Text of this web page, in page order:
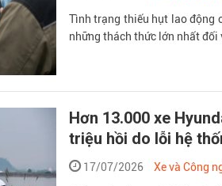
Tình trạng thiếu hụt lao động
những thách thức lớn nhất đối
Hơn 13.000 xe
triệu hồi do lỗi hệ
17/07/2026 Xe và Công